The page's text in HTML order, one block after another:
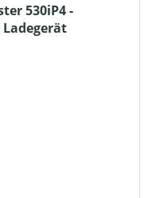
530iP4 -